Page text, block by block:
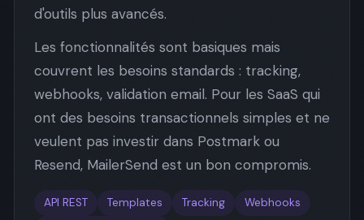
d'outils plus avancés.
Les fonctionnalités sont basiques mais
couvrent les besoins standards : tracking,
webhooks, validation email. Pour les SaaS qui
ont des besoins transactionnels simples et ne
veulent pas investir dans Postmark ou
Resend, MailerSend est un bon compromis.
API REST Templates Tracking
Webhooks